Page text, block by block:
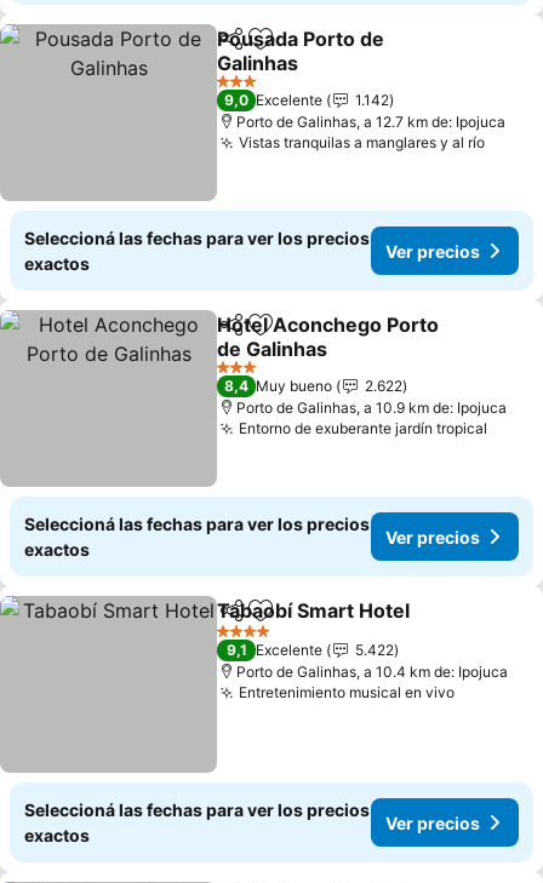
CompartirAñadir a favoritos
Pousada Porto de
Galinhas
3 Estrellas
9,0 Excelente
1.142
Porto de Galinhas, a 12.7 km de: Ipojuca
Vistas tranquilas a manglares y al río
Seleccioná las fechas para ver los precios
exactos
Ver precios
CompartirAñadir a favoritos
Hotel Aconchego Porto
de Galinhas
3 Estrellas
8,4 Muy bueno
2.622
Porto de Galinhas, a 10.9 km de: Ipojuca
Entorno de exuberante jardín tropical
Seleccioná las fechas para ver los precios
exactos
Ver precios
Compartir
Añadir a favoritos
Tabaobí Smart Hotel
4 Estrellas
9,1 Excelente
5.422
Porto de Galinhas, a 10.4 km de: Ipojuca
Entretenimiento musical en vivo
Seleccioná las fechas para ver los precios
exactos
Ver precios